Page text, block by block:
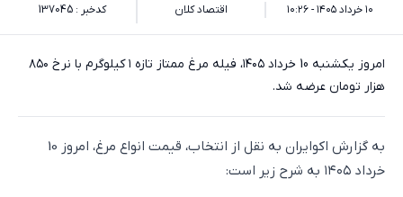
۱۰ خرداد ۱۴۰۵ - ۱۰:۲۶ اقتصاد کلان کدخبر : 137045
امروز یکشنبه 10 خرداد ۱۴۰۵، فیله مرغ ممتاز تازه ۱ کیلوگرم با نرخ ۸۵۰
هزار تومان عرضه شد.
به گزارش اکوایران به نقل از انتخاب، قیمت انواع مرغ، امروز 10
خرداد ۱۴۰۵ به شرح زیر است: